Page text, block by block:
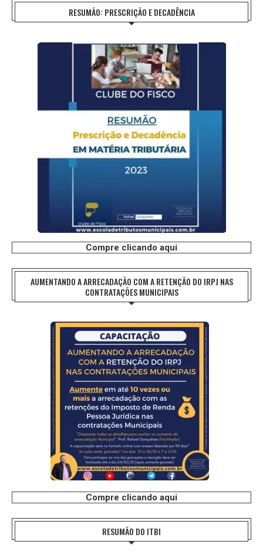
RESUMÃO: PRESCRIÇÃO E DECADÊNCIA
Compre clicando aqui
AUMENTANDO A ARRECADAÇÃO COM A RETENÇÃO DO IRPJ NAS
CONTRATAÇÕES MUNICIPAIS
Compre clicando aqui
RESUMÃO DO ITBI